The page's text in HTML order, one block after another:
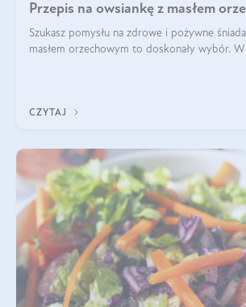
Przepis na owsiankę z masłem
Szukasz pomysłu na zdrowe i pożywne
masłem orzechowym to doskonały wybór. W
CZYTAJ